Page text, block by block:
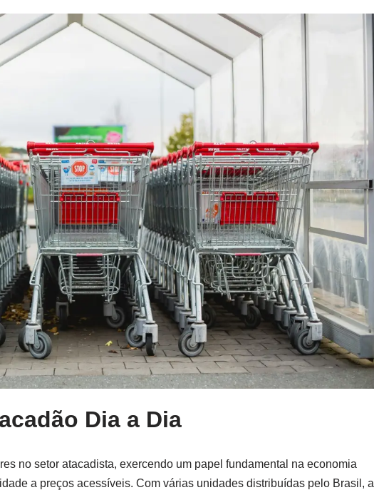
Dia a Dia
no setor atacadista, exercendo um papel fundamental na economia
a preços acessíveis. Com várias unidades distribuídas pelo Brasil, a